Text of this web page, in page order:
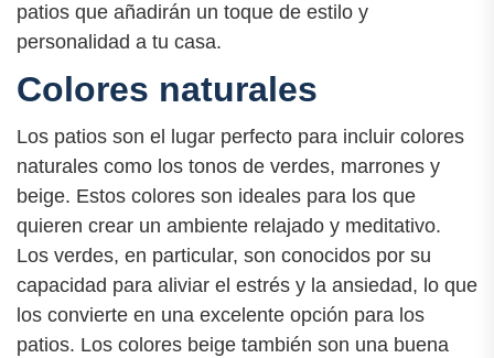
patios que añadirán un toque de estilo y
personalidad a tu casa.
Colores naturales
Los patios son el lugar perfecto para incluir colores
naturales como los tonos de verdes, marrones y
beige. Estos colores son ideales para los que
quieren crear un ambiente relajado y meditativo.
Los verdes, en particular, son conocidos por su
capacidad para aliviar el estrés y la ansiedad, lo que
los convierte en una excelente opción para los
patios. Los colores beige también son una buena